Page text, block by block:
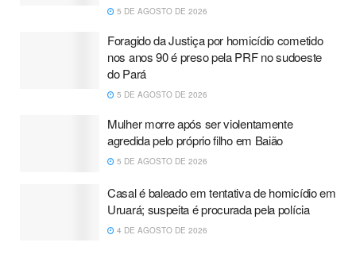
5 DE AGOSTO DE 2026
Foragido da Justiça por homicídio cometido
nos anos 90 é preso pela PRF no sudoeste
do Pará
5 DE AGOSTO DE 2026
Mulher morre após ser violentamente
agredida pelo próprio filho em Baião
5 DE AGOSTO DE 2026
Casal é baleado em tentativa de homicídio em
Uruará; suspeita é procurada pela polícia
4 DE AGOSTO DE 2026